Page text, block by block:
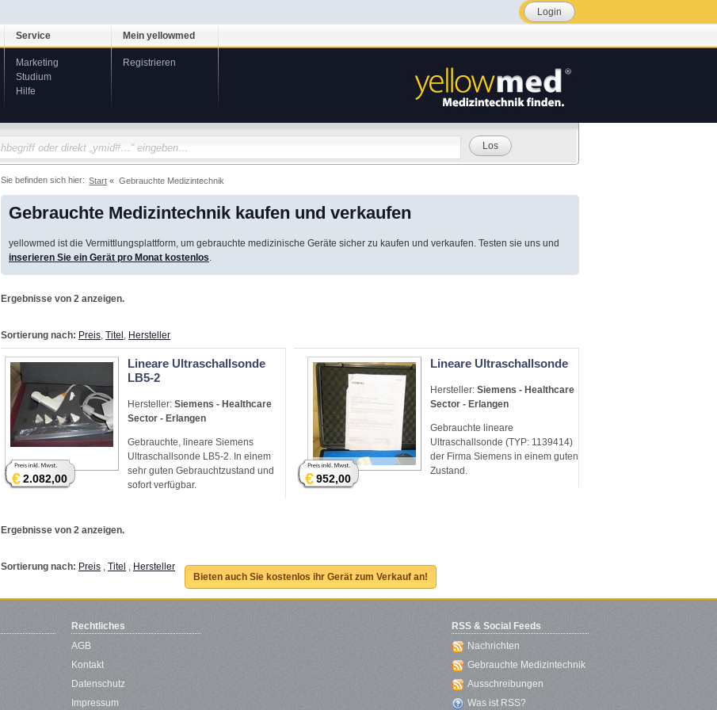
Login
Service
Marketing
Studium
Hilfe
Mein yellowmed
Registrieren
Los
Sie befinden sich hier: Start Gebrauchte Medizintechnik
Gebrauchte Medizintechnik kaufen und verkaufen
yellowmed ist die Vermittlungsplattform, um gebrauchte medizinische Geräte sicher zu kaufen und verkaufen. Testen sie uns und
inserieren Sie ein Gerät pro Monat kostenlos
Ergebnisse von 2 anzeigen.
Sortierung nach: Preis Titel Hersteller
Lineare Ultraschallsonde
LB5-2
Hersteller: Siemens - Healthcare
Sector - Erlangen
Gebrauchte, lineare Siemens
Ultraschallsonde LB5-2. In einem
sehr guten Gebrauchtzustand und
sofort verfügbar.
€2.082,00
Lineare Ultraschallsonde
Hersteller: Siemens - Healthcare
Sector - Erlangen
Gebrauchte lineare
Ultraschallsonde (TYP: 1139414)
der Firma Siemens in einem guten
Zustand.
€952,00
Ergebnisse von 2 anzeigen.
Sortierung nach: Preis , Titel , Hersteller
Bieten auch Sie kostenlos ihr Gerät zum Verkauf an!
Rechtliches
AGB
Kontakt
Datenschutz
Impressum
RSS & Social Feeds
Nachrichten
Gebrauchte Medizintechnik
Ausschreibungen
Was ist RSS?